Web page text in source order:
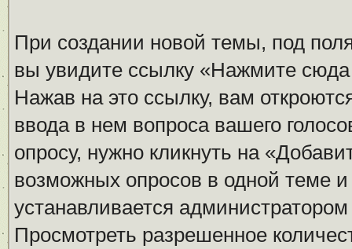
При создании новой темы, под
вы увидите ссылку «Нажмите
Нажав на это ссылку, вам
ввода в нем вопроса вашего
опросу, нужно кликнуть на
возможных опросов в одной теме и
устанавливается
Просмотреть разрешенное